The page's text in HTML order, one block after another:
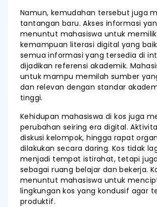
Namun, kemudahan tersebut juga
tantangan baru. Akses informasi
menuntut mahasiswa untuk
kemampuan literasi digital yang
semua informasi yang tersedia di
dijadikan referensi akademik.
untuk mampu memilah sumber
dan relevan dengan standar
tinggi.
Kehidupan mahasiswa di kos juga
perubahan seiring era digital.
diskusi kelompok, hingga rapat
dilakukan secara daring. Kos tidak
menjadi tempat istirahat, tetapi
sebagai ruang belajar dan bekerja.
menuntut mahasiswa untuk
lingkungan kos yang kondusif agar
produktif.